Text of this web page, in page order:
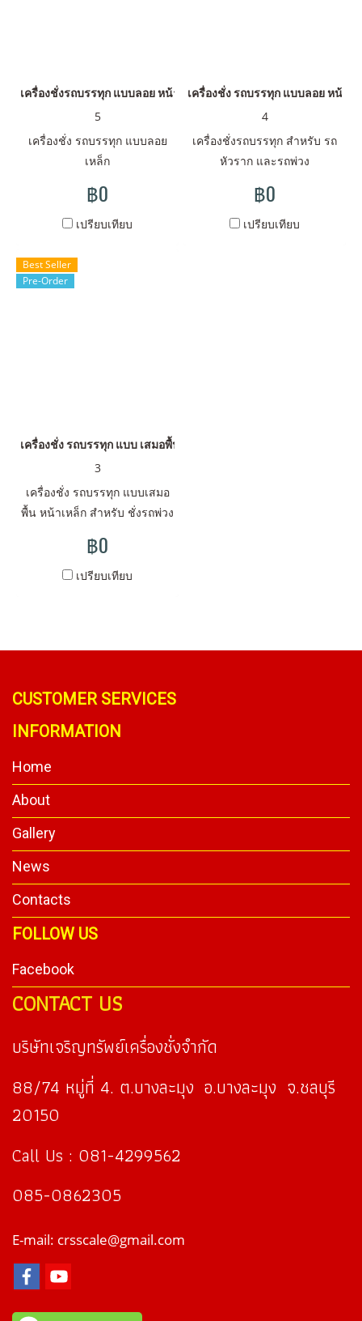
เครื่องชั่งรถบรรทุก แบบลอย หน้าเหล็ก
5
เครื่องชั่ง รถบรรทุก แบบลอย
เหล็ก
฿0
เปรียบเทียบ
เครื่องชั่ง รถบรรทุก แบบลอย หน้าค
4
เครื่องชั่งรถบรรทุก สำหรับ รถ
หัวราก และรถพ่วง
฿0
เปรียบเทียบ
Best Seller
Pre-Order
เครื่องชั่ง รถบรรทุก แบบ เสมอพื้นหน้าเหล็ก
3
เครื่องชั่ง รถบรรทุก แบบเสมอ
พื้น หน้าเหล็ก สำหรับ ชั่งรถพ่วง
฿0
เปรียบเทียบ
CUSTOMER SERVICES
INFORMATION
Home
About
Gallery
News
Contacts
FOLLOW US
Facebook
CONTACT US
บริษัทเจริญทรัพย์เครื่องชั่งจำกัด
88/74 หมู่ที่ 4. ต.บางละมุง อ.บางละมุง จ.ชลบุรี
20150
Call Us : 081-4299562
085-0862305
E-mail: crsscale@gmail.com